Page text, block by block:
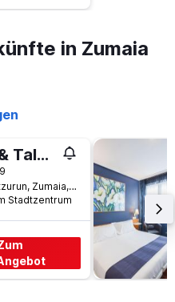
in Zumaia
Hotel & Talasoterapia Zelai
Playa De Itzurun, Zumaia, Provinz Gipuzkoa, Spanien
Stadtzentrum